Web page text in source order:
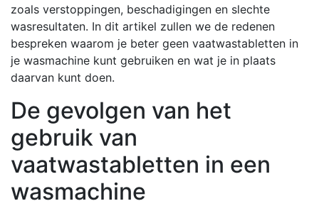
zoals verstoppingen, beschadigingen en slechte
wasresultaten. In dit artikel zullen we de redenen
bespreken waarom je beter geen vaatwastabletten in
je wasmachine kunt gebruiken en wat je in plaats
daarvan kunt doen.
De gevolgen van het
gebruik van
vaatwastabletten in een
wasmachine